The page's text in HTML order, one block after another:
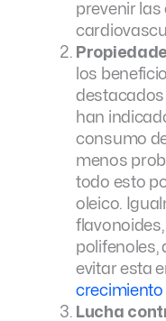
prevenir
los
destacados
han
consumo
menos
todo esto
oleico.
polifenoles,
evitar esta
crecimiento
Lucha